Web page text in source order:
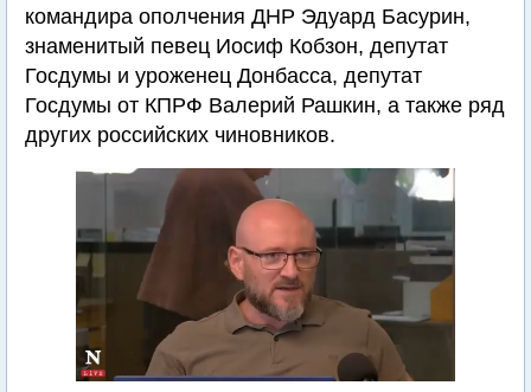
командира ополчения ДНР Эдуард Басурин,
знаменитый певец Иосиф Кобзон, депутат
Госдумы и уроженец Донбасса, депутат
Госдумы от КПРФ Валерий Рашкин, а также ряд
других российских чиновников.